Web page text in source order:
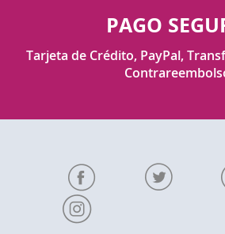
PAGO
Tarjeta de Crédito, PayPal,